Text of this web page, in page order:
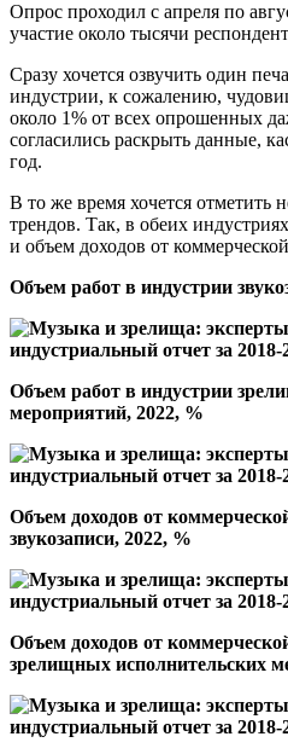
Опрос проходил с апреля по
участие около тысячи
Сразу хочется озвучить один
индустрии, к сожалению,
около 1% от всех опрошенных
согласились раскрыть данные,
год.
В то же время хочется отметить
трендов. Так, в обеих
и объем доходов от
Объем работ в индустрии
Объем работ в индустрии
мероприятий, 2022, %
Объем доходов от
звукозаписи, 2022, %
Объем доходов от
зрелищных исполнительских